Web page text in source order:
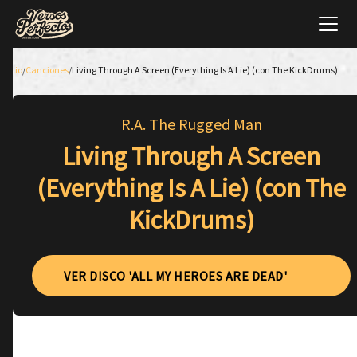
Inicio/Canciones/Living Through A Screen (Everything Is A Lie) (con The KickDrums)
R.A. The Rugged Man
Living Through A Screen
(Everything Is A Lie) (con The
KickDrums)
VER DISCO 'ALL MY HEROES ARE DEAD'